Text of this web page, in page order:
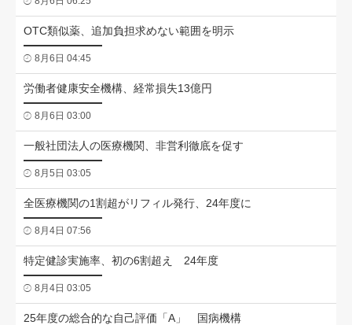
OTC類似薬、追加負担求めない範囲を明示
8月6日 04:45
労働者健康安全機構、経常損失13億円
8月6日 03:00
一般社団法人の医療機関、非営利徹底を促す
8月5日 03:05
全医療機関の1割超がリフィル発行、24年度に
8月4日 07:56
特定健診実施率、初の6割超え 24年度
8月4日 03:05
25年度の総合的な自己評価「A」 国病機構